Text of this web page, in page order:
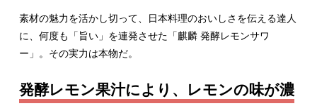
素材の魅力を活かし切って、日本料理のおいしさを伝える達人
に、何度も「旨い」を連発させた「麒麟 発酵レモンサワ
ー」。その実力は本物だ。
発酵レモン果汁により、レモンの味が濃